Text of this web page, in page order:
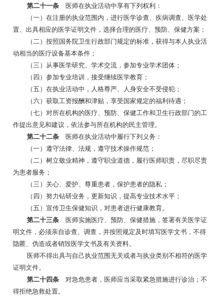
第二十一条
医师在执业活动中享有下列权利：
（一）在注册的执业范围内，进行医学诊查、疾病调查、医学处
置、出具相应的医学证明文件，选择合理的医疗、预防、保健方案；
（二）按照国务院卫生行政部门规定的标准，获得与本人执业活
动相当的医疗设备基本条件；
（三）从事医学研究、学术交流，参加专业学术团体；
（四）参加专业培训，接受继续医学教育；
（五）在执业活动中，人格尊严、人身安全不受侵犯；
（六）获取工资报酬和津贴，享受国家规定的福利待遇；
（七）对所在机构的医疗、预防、保健工作和卫生行政部门的工
作提出意见和建议，依法参与所在机构的民主管理。
第二十二条
医师在执业活动中履行下列义务：
（一）遵守法律、法规，遵守技术操作规范；
（二）树立敬业精神，遵守职业道德，履行医师职责，尽职尽责
为患者服务；
（三）关心、爱护、尊重患者，保护患者的隐私；
（四）努力钻研业务，更新知识，提高专业技术水平；
（五）宣传卫生保健知识，对患者进行健康教育。
第二十三条
医师实施医疗、预防、保健措施，签署有关医学证
明文件，必须亲自诊查、调查，并按照规定及时填写医学文书，不得
隐匿、伪造或者销毁医学文书及有关资料。
医师不得出具与自己执业范围无关或者与执业类别不相符的医学
证明文件。
第二十四条
对急危患者，医师应当采取紧急措施进行诊治；不
得拒绝急救处置。